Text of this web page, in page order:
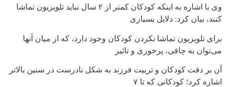
وی با اشاره به اینکه کودکان کمتر از ۲ سال نباید تلویزیون تماشا
کنند، بیان کرد: دلایل بسیاری
برای تلویزیون تماشا نکردن کودکان وجود دارد، که از میان آنها
می‌توان به چاقی، پرخوری و تاثیر
آن بر دقت کودکان و تربیت فرزند به شکل نادرست در سنین بالاتر
اشاره کرد؛ کودکانی که تا ۷